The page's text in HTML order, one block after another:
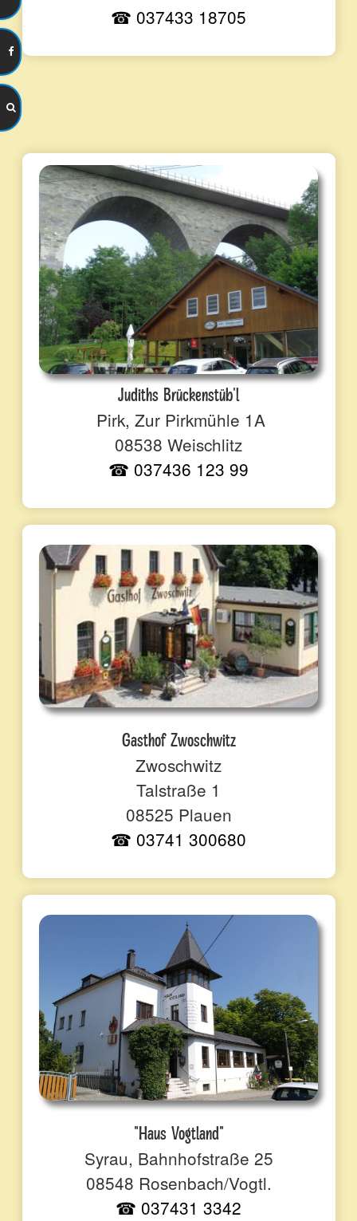
☎ 037433 18705
Judiths Brückenstüb'l
Pirk, Zur Pirkmühle 1A
08538 Weischlitz
☎ 037436 123 99
Gasthof Zwoschwitz
Zwoschwitz
Talstraße 1
08525 Plauen
☎ 03741 300680
"Haus Vogtland"
Syrau, Bahnhofstraße 25
08548 Rosenbach/Vogtl.
☎ 037431 3342